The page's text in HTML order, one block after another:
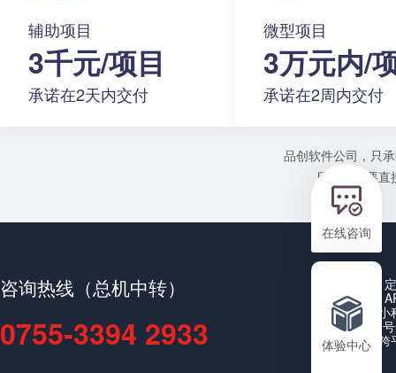
在线咨询
体验中心
辅助项目
3千元/项目
承诺在2天内交付
微型项目
3万元内/
承诺在2周内交付
品创软件公司，只
目或者需要
咨询热线（总机中转）
0755-3394 2933
公众